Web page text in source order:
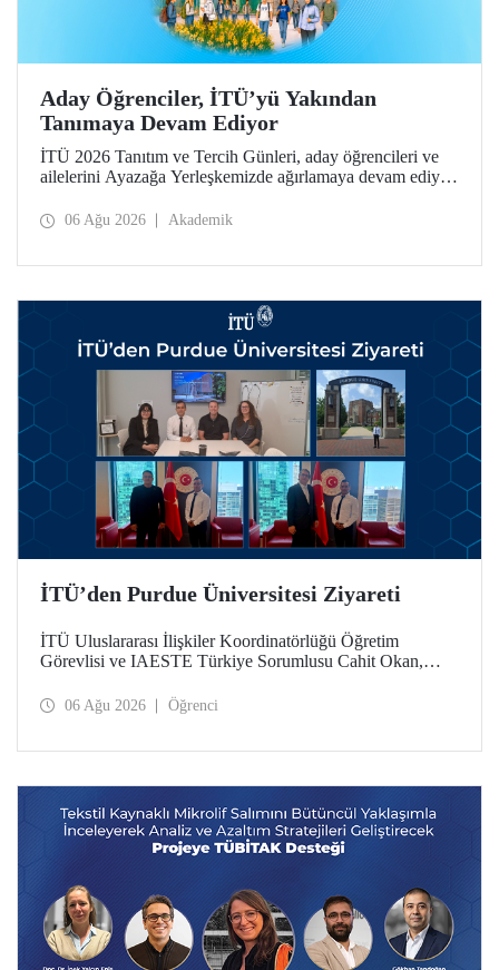
Aday Öğrenciler, İTÜ’yü Yakından
Tanımaya Devam Ediyor
İTÜ 2026 Tanıtım ve Tercih Günleri, aday öğrencileri ve
ailelerini Ayazağa Yerleşkemizde ağırlamaya devam ediyor.
ilgili fakülte ve birimler adaylara bilgi vermeye devam
06 Ağu 2026 Akademik
İTÜ’den Purdue Üniversitesi Ziyareti
İTÜ Uluslararası İlişkiler Koordinatörlüğü Öğretim
Görevlisi ve IAESTE Türkiye Sorumlusu Cahit Okan,
Temmuz tarihlerinde ABD’de dünyanın önde gelen
06 Ağu 2026 Öğrenci